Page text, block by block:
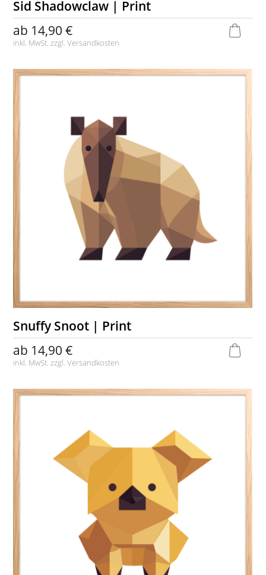
Sid Shadowclaw | Print
ab 14,90 €
inkl. MwSt. zzgl.Versandkosten
Snuffy Snoot | Print
ab 14,90 €
inkl. MwSt. zzgl.Versandkosten